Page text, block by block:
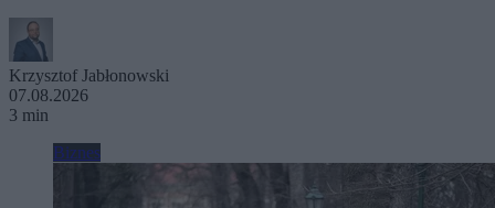
Krzysztof Jabłonowski
07.08.2026
3 min
Biznes